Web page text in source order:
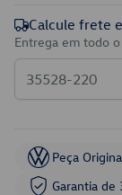
Calcule frete
Entrega em todo
Peça
Garantia de